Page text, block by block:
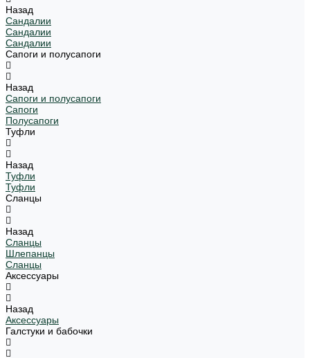
Назад
Сандалии
Сандалии
Сандалии
Сапоги и полусапоги
Назад
Сапоги и полусапоги
Сапоги
Полусапоги
Туфли
Назад
Туфли
Туфли
Сланцы
Назад
Сланцы
Шлепанцы
Сланцы
Аксессуары
Назад
Аксессуары
Галстуки и бабочки